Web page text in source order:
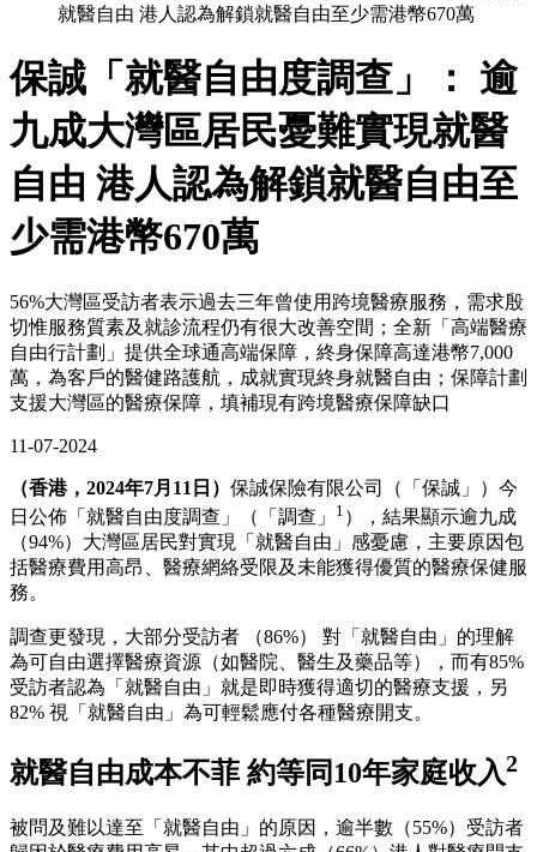
就醫自由 港人認為解鎖就醫自由至少需港幣670萬
保誠「就醫自由度調查」： 逾
九成大灣區居民憂難實現就醫
自由 港人認為解鎖就醫自由至
少需港幣670萬
56%大灣區受訪者表示過去三年曾使用跨境醫療服務，需求殷
切惟服務質素及就診流程仍有很大改善空間；全新「高端醫療
自由行計劃」提供全球通高端保障，終身保障高達港幣7,000
萬，為客戶的醫健路護航，成就實現終身就醫自由；保障計劃
支援大灣區的醫療保障，填補現有跨境醫療保障缺口
11-07-2024
（香港，2024年7月11日） 保誠保險有限公司（「保誠」）今
日公佈「就醫自由度調查」（「調查」
1 ），結果顯示逾九成
（94%）大灣區居民對實現「就醫自由」感憂慮，主要原因包
括醫療費用高昂、醫療網絡受限及未能獲得優質的醫療保健服
務。
調查更發現，大部分受訪者 （86%） 對「就醫自由」的理解
為可自由選擇醫療資源（如醫院、醫生及藥品等），而有85%
受訪者認為「就醫自由」就是即時獲得適切的醫療支援，另
82% 視「就醫自由」為可輕鬆應付各種醫療開支。
就醫自由成本不菲 約等同10年家庭收入2
被問及難以達至「就醫自由」的原因，逾半數（55%）受訪者